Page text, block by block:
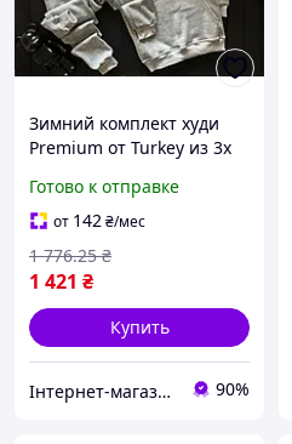
Зимний комплект худи
Premium от Turkey из 3х
90 эластан 10 размеры XS
XXL
Готово к отправке
от 142₴/мес
1 421 ₴
1 776.25 ₴
Купить
Інтернет-магазин Look 100 Clothes 90%